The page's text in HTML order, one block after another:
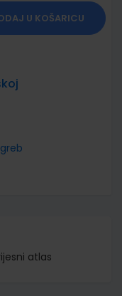
U KOŠARICU
atlas